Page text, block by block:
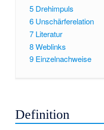
5 Drehimpuls
6 Unschärferelation
7 Literatur
8Weblinks
9 Einzelnachweise
Definition